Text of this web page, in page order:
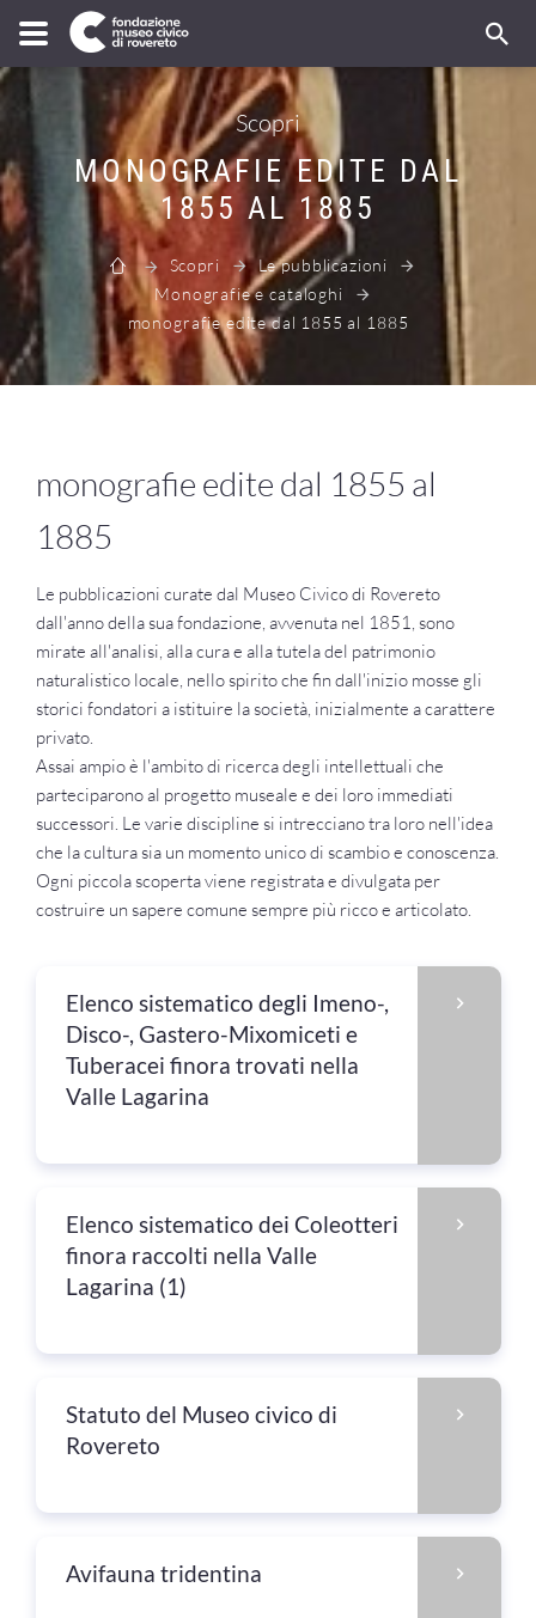
Scopri
MONOGRAFIE EDITE DAL
1855 AL 1885
Scopri
Le pubblicazioni
Monografie e cataloghi
monografie edite dal 1855 al 1885
monografie edite dal 1855 al
1885
Le pubblicazioni curate dal Museo Civico di Rovereto
dall'anno della sua fondazione, avvenuta nel 1851, sono
mirate all'analisi, alla cura e alla tutela del patrimonio
naturalistico locale, nello spirito che fin dall'inizio mosse gli
storici fondatori a istituire la società, inizialmente a carattere
privato.
Assai ampio è l'ambito di ricerca degli intellettuali che
parteciparono al progetto museale e dei loro immediati
successori. Le varie discipline si intrecciano tra loro nell'idea
che la cultura sia un momento unico di scambio e conoscenza.
Ogni piccola scoperta viene registrata e divulgata per
costruire un sapere comune sempre più ricco e articolato.
Elenco sistematico degli Imeno-,
Disco-, Gastero-Mixomiceti e
Tuberacei finora trovati nella
Valle Lagarina
Elenco sistematico dei Coleotteri
finora raccolti nella Valle
Lagarina (1)
Statuto del Museo civico di
Rovereto
Avifauna tridentina